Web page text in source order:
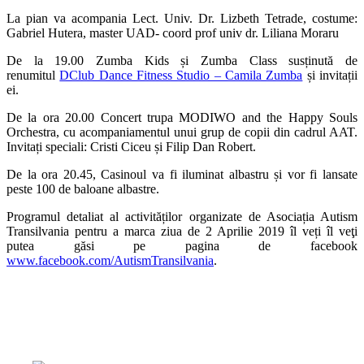
La pian va acompania Lect. Univ. Dr. Lizbeth Tetrade, costume:
Gabriel Hutera, master UAD- coord prof univ dr. Liliana Moraru
De la 19.00 Zumba Kidsși Zumba Class susținută de
renumitulDClub Dance Fitness Studio – Camila Zumba și invitații
ei.
De la ora 20.00 Concert trupa MODIWO and the Happy Souls
Orchestra, cu acompaniamentul unui grup de copii din cadrul AAT.
Invitați speciali: Cristi Ciceu și Filip Dan Robert.
De la ora 20.45, Casinoul va fi iluminat albastru și vor fi lansate
peste 100 de baloane albastre.
Programul detaliat al activităților organizate de Asociația Autism
Transilvania pentru a marca ziua de 2 Aprilie 2019 îl veți îl veţi
putea găsi pe pagina de facebook
www.facebook.com/AutismTransilvania.